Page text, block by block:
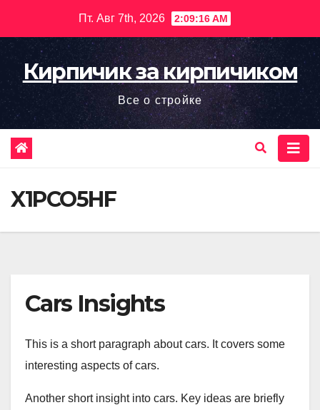
содержимому
Пт. Авг 7th, 2026 2:09:17 AM
Кирпичик за кирпичиком
Все о стройке
X1PCO5HF
Cars Insights
This is a short paragraph about cars. It covers some
interesting aspects of cars.
Another short insight into cars. Key ideas are briefly